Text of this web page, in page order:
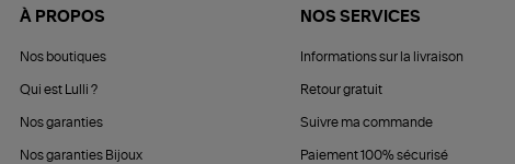
À PROPOS
Nos boutiques
Qui est Lulli ?
Nos garanties
Nos garanties Bijoux
NOS SERVICES
Informations sur la livraison
Retour gratuit
Suivre ma commande
Paiement 100% sécurisé